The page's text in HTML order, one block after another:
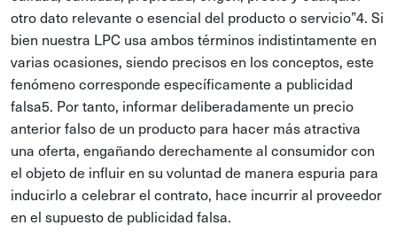
otro dato relevante o esencial del producto o servicio”4. Si
bien nuestra LPC usa ambos términos indistintamente en
varias ocasiones, siendo precisos en los conceptos, este
fenómeno corresponde específicamente a publicidad
falsa5. Por tanto, informar deliberadamente un precio
anterior falso de un producto para hacer más atractiva
una oferta, engañando derechamente al consumidor con
el objeto de influir en su voluntad de manera espuria para
inducirlo a celebrar el contrato, hace incurrir al proveedor
en el supuesto de publicidad falsa.